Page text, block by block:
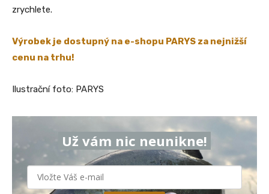
zrychlete.
Výrobek je dostupný na e-shopu PARYS za nejnižší
cenu na trhu!
Ilustrační foto: PARYS
Už vám nic neunikne!